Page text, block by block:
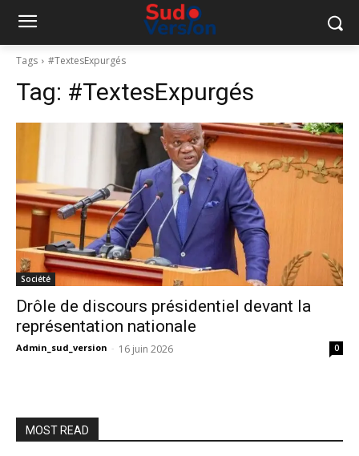
Tags #TextesExpurgés
Tag: #TextesExpurgés
Société
Drôle de discours présidentiel devant la
représentation nationale
Admin_sud_version - 16 juin 2026 0
MOST READ